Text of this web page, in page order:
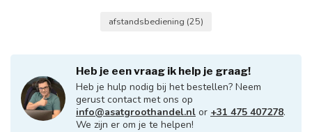
afstandsbediening (25)
Heb je een vraag ik help je graag!
Heb je hulp nodig bij het bestellen? Neem
gerust contact met ons op
info@asatgroothandel.nl or +31 475 407278.
We zijn er om je te helpen!